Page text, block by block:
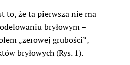
to, że ta pierwsza nie ma
bryłowym –
„zerowej grubości”,
bryłowych (Rys. 1).